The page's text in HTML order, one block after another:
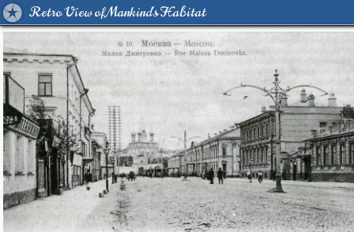
Retro View of Mankind's Habitat